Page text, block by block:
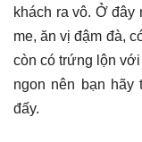
khách ra vô. Ở đây
me, ăn vị đậm đà,
còn có trứng lộn
ngon nên bạn
đấy.